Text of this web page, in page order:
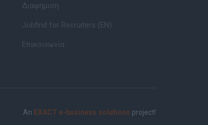
Διαφήμιση
Jobfind for Recruiters (EN)
Επικοινωνία
An EXACT e-business solutions project!